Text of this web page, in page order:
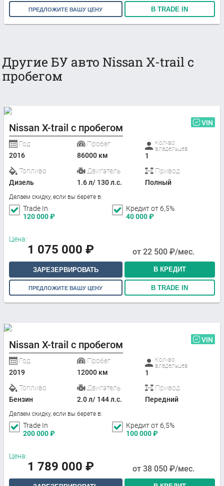
ПРЕДЛОЖИТЕ ВАШУ ЦЕНУ В TRADE IN
Другие БУ авто Nissan X-trail с
пробегом
Nissan X-trail с пробегом VIN
Год
2016
Пробег
86000 км
Кол-во
владельцев
1
Топливо
Дизель
Двигатель
1.6 л/ 130 л.с.
Привод
Полный
Делаем скидку, если вы берете в:
Trade In
120 000₽
Кредит от 6,5%
40 000₽
Цена:
1 075 000 ₽ от 22 500 ₽/мес.
ЗАРЕЗЕРВИРОВАТЬ В КРЕДИТ
ПРЕДЛОЖИТЕ ВАШУ ЦЕНУ В TRADE IN
Nissan X-trail с пробегом VIN
Год
2019
Пробег
12000 км
Кол-во
владельцев
1
Топливо
Бензин
Двигатель
2.0 л/ 144 л.с.
Привод
Передний
Делаем скидку, если вы берете в:
Trade In
200 000₽
Кредит от 6,5%
100 000₽
Цена:
1 789 000 ₽ от 38 050 ₽/мес.